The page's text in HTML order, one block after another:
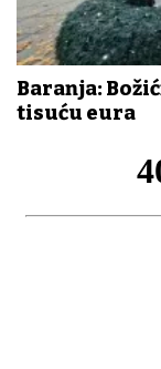
Baranja:
tisuću eura